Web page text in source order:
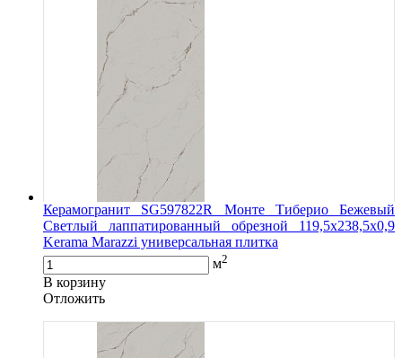
Керамогранит SG597822R Монте Тиберио Бежевый
Светлый лаппатированный обрезной 119,5x238,5x0,9
Kerama Marazzi универсальная плитка
м2
В корзину
Oтложить